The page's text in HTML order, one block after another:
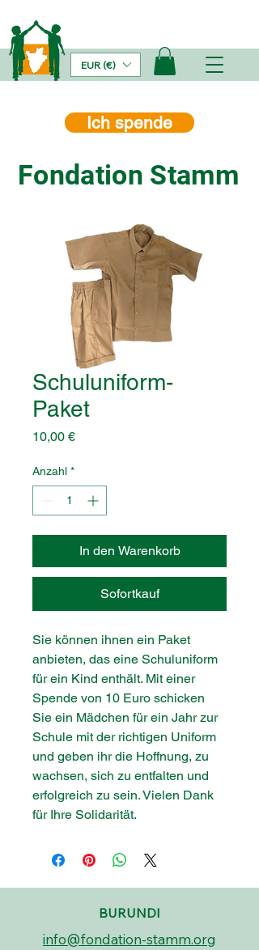
Fondation Stamm
EUR (€)
Ich spende
Schuluniform-
Paket
10,00 €Preis
Anzahl *
In den Warenkorb
Sofortkauf
Sie können ihnen ein Paket
anbieten, das eine Schuluniform
für ein Kind enthält. Mit einer
Spende von 10 Euro schicken
Sie ein Mädchen für ein Jahr zur
Schule mit der richtigen Uniform
und geben ihr die Hoffnung, zu
wachsen, sich zu entfalten und
erfolgreich zu sein. Vielen Dank
für Ihre Solidarität.
BURUNDI
info@fondation-stamm.org